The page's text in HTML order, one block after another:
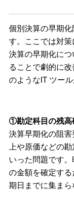
個別決算の早期
す。ここでは対策
決算の早期化に
ることで劇的に
のようなIT ツー
①勘定科目の残高
決算早期化の阻
上や原価などの
いった問題です
の金額を確定す
期日までに集まら